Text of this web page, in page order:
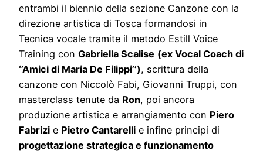
entrambi il biennio della sezione Canzone con la
direzione artistica di Tosca formandosi in
Tecnica vocale tramite il metodo Estill Voice
Training con Gabriella Scalise (ex Vocal Coach di
‘’Amici di Maria De Filippi’’), scrittura della
canzone con Niccolò Fabi, Giovanni Truppi, con
masterclass tenute da Ron, poi ancora
produzione artistica e arrangiamento con Piero
Fabrizi e Pietro Cantarelli e infine principi di
progettazione strategica e funzionamento